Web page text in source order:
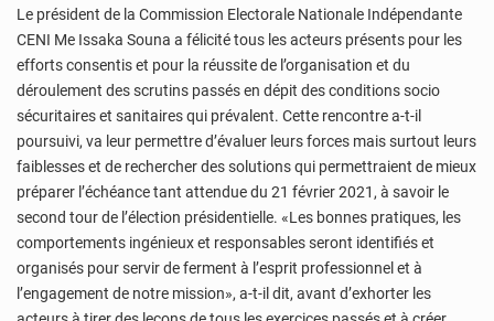
Le président de la Commission Electorale Nationale Indépendante
CENI Me Issaka Souna a félicité tous les acteurs présents pour les
efforts consentis et pour la réussite de l’organisation et du
déroulement des scrutins passés en dépit des conditions socio
sécuritaires et sanitaires qui prévalent. Cette rencontre a-t-il
poursuivi, va leur permettre d’évaluer leurs forces mais surtout leurs
faiblesses et de rechercher des solutions qui permettraient de mieux
préparer l’échéance tant attendue du 21 février 2021, à savoir le
second tour de l’élection présidentielle. «Les bonnes pratiques, les
comportements ingénieux et responsables seront identifiés et
organisés pour servir de ferment à l’esprit professionnel et à
l’engagement de notre mission», a-t-il dit, avant d’exhorter les